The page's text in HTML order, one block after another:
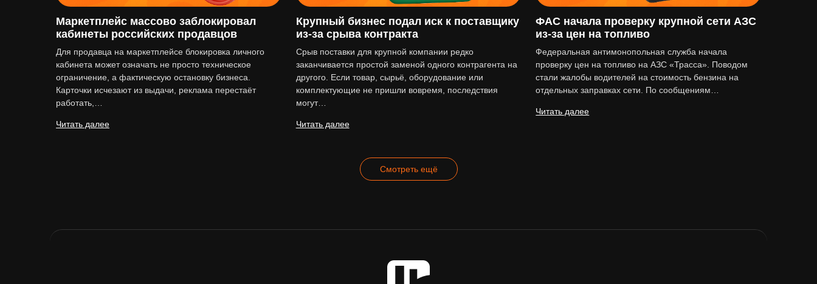
Маркетплейс массово заблокировал
кабинеты российских продавцов
Для продавца на маркетплейсе блокировка личного
кабинета может означать не просто техническое
ограничение, а фактическую остановку бизнеса.
Карточки исчезают из выдачи, реклама перестаёт
работать,…
Читать далее
Крупный бизнес подал иск к поставщику
из-за срыва контракта
Срыв поставки для крупной компании редко
заканчивается простой заменой одного контрагента на
другого. Если товар, сырьё, оборудование или
комплектующие не пришли вовремя, последствия
могут…
Читать далее
ФАС начала проверку крупной сети АЗС
из-за цен на топливо
Федеральная антимонопольная служба начала
проверку цен на топливо на АЗС «Трасса». Поводом
стали жалобы водителей на стоимость бензина на
отдельных заправках сети. По сообщениям…
Читать далее
Смотреть ещё